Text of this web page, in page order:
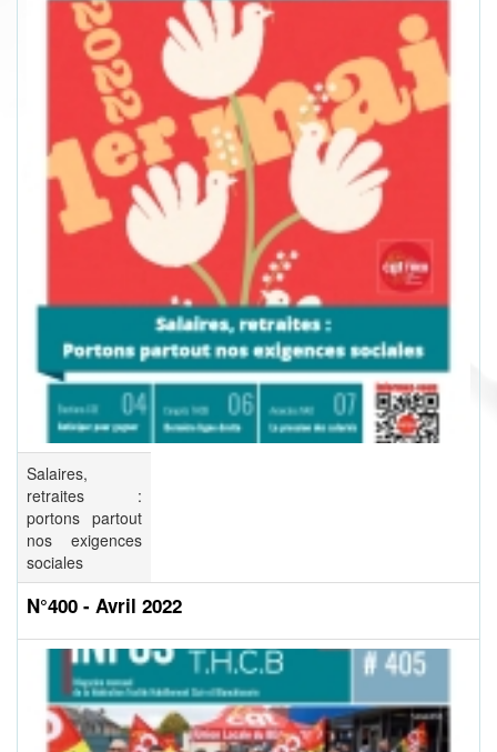
Salaires,
retraites :
portons partout
nos exigences
sociales
N°400 - Avril 2022